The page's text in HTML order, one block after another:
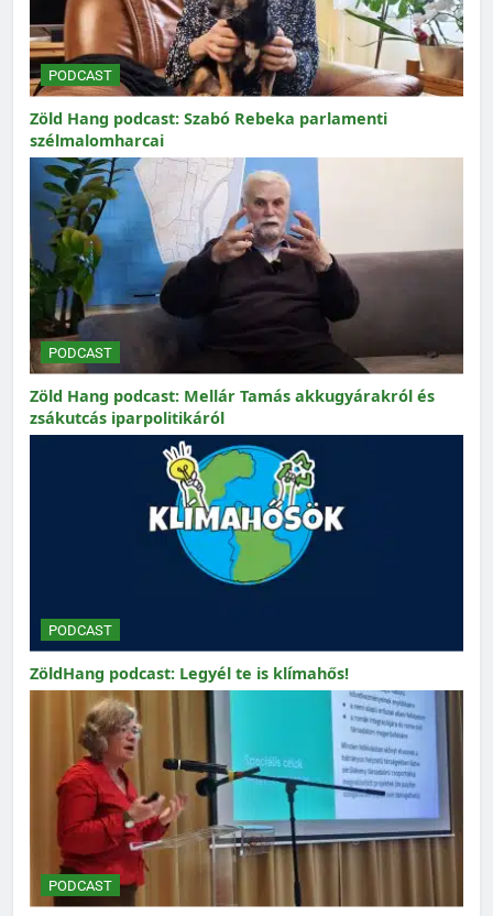
PODCAST
Zöld Hang podcast: Szabó Rebeka parlamenti
szélmalomharcai
PODCAST
Zöld Hang podcast: Mellár Tamás akkugyárakról és
zsákutcás iparpolitikáról
PODCAST
ZöldHang podcast: Legyél te is klímahős!
PODCAST